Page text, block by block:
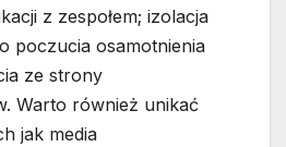
z zespołem; izolacja
poczucia osamotnienia
ze strony
Warto również unikać
jak media